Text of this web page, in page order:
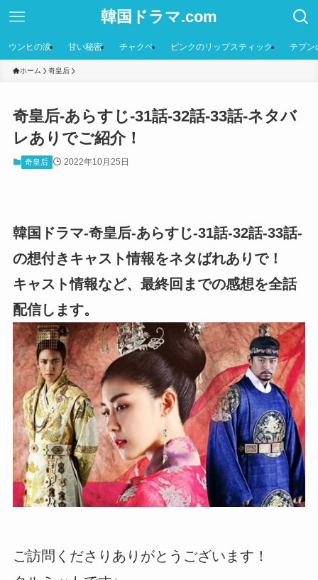
韓国ドラマ.com
ウンヒの涙 甘い秘密 チャクペ ピンクのリップスティック テプン
ホーム 奇皇后
奇皇后-あらすじ-31話-32話-33話-ネタバ
レありでご紹介！
奇皇后 2022年10月25日
韓国ドラマ-奇皇后-あらすじ-31話-32話-33話-
の想付きキャスト情報をネタばれありで！
キャスト情報など、最終回までの感想を全話
配信します。
ご訪問くださりありがとうございます！